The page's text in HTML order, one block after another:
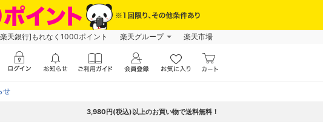
天銀行]もれなく1000ポイント 楽天グループ 楽天市場
せ
3,980円(税込)以上のお買い物で送料無料！